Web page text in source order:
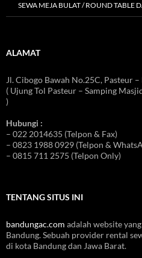
SEWA MEJA BULAT / ROUND TABLE
ALAMAT
Jl. Cibogo Bawah No.25C, Pasteur –
( Ujung Tol Pasteur – Samping
)
Hubungi :
– 022 2014635 (Telpon & Fax)
– 0823 1988 0929 (Telpon &
– 0815 711 2575 (Telpon Only)
TENTANG SITUS INI
bandungac.com adalah website
Bandung. Sebuah provider rental
di kota Bandung dan Jawa Barat.